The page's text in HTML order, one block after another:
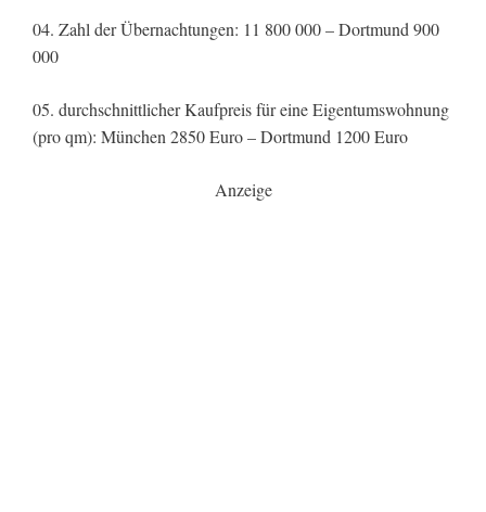
04. Zahl der Übernachtungen: 11 800 000 – Dortmund 900
000
05. durchschnittlicher Kaufpreis für eine Eigentumswohnung
(pro qm): München 2850 Euro – Dortmund 1200 Euro
Anzeige